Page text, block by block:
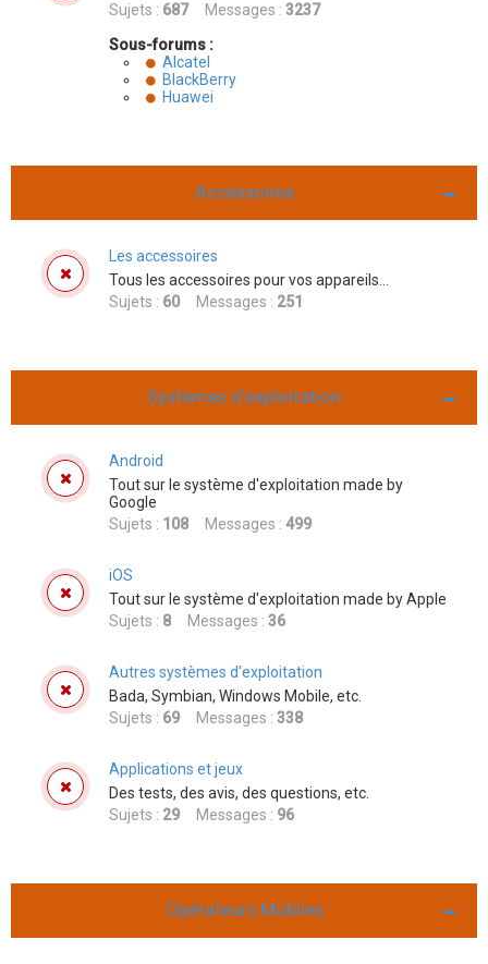
Sujets : 687Messages : 3237
Sous-forums :
Alcatel
BlackBerry
Huawei
Accessoires
Les accessoires
Tous les accessoires pour vos appareils...
Sujets : 60 Messages : 251
Systèmes d'exploitation
Android
Tout sur le système d'exploitation made by
Google
Sujets : 108 Messages : 499
iOS
Tout sur le système d'exploitation made by Apple
Sujets : 8 Messages : 36
Autres systèmes d'exploitation
Bada, Symbian, Windows Mobile, etc.
Sujets : 69 Messages : 338
Applications et jeux
Des tests, des avis, des questions, etc.
Sujets : 29 Messages : 96
Opérateurs Mobiles